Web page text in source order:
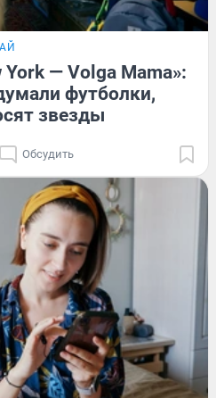
— Volga Mama»:
футболки,
звезды
Обсудить